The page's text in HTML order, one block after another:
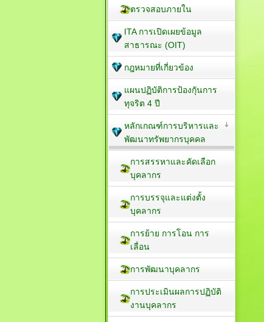
ตรวจสอบภายใน
ITA การเปิดเผยข้อมูล
สาธารณะ (OIT)
กฎหมายที่เกี่ยวข้อง
แผนปฏิบัติการป้องกัุนการ
ทุจริต 4 ปี
หลักเกณฑ์การบริหารและ
พัฒนาทรัพยากรบุคคล
การสรรหาและคัดเลือก
บุคลากร
การบรรจุและแต่งตั้ง
บุคลากร
การย้าย การโอน การ
เลื่อน
การพัฒนาบุคลากร
การประเมินผลการปฏิบัติ
งานบุคลากร